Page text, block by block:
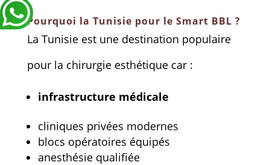
Pourquoi la Tunisie pour le Smart BBL ?
La Tunisie est une destination populaire
pour la chirurgie esthétique car :
infrastructure médicale
cliniques privées modernes
blocs opératoires équipés
anesthésie qualifiée